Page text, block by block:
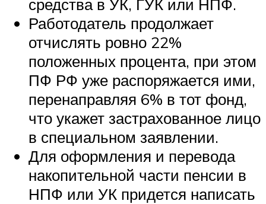
средства в УК, ГУК или НПФ.
Работодатель продолжает
отчислять ровно 22%
положенных процента, при этом
ПФ РФ уже распоряжается ими,
перенаправляя 6% в тот фонд,
что укажет застрахованное лицо
в специальном заявлении.
Для оформления и перевода
накопительной части пенсии в
НПФ или УК придется написать